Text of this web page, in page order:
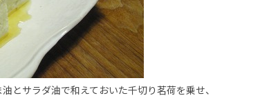
とサラダ油で和えておいた千切り茗荷を乗せ、